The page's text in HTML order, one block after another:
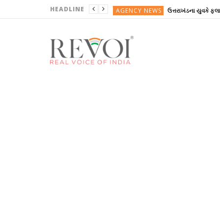
HEADLINE AGENCY NEWS ઉત્તરાખંડના યુવકે
ગુજરાતી
ગુજરાતી